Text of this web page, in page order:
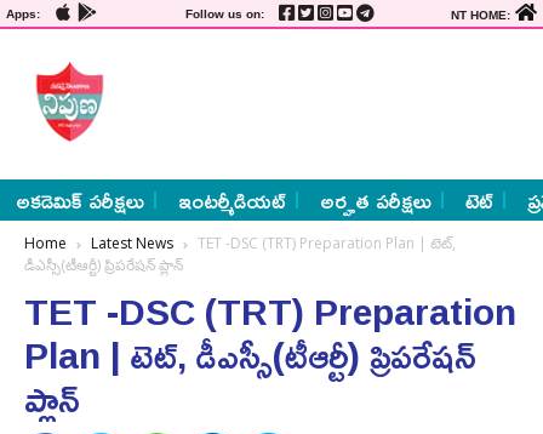
Apps: Follow us on: NT HOME:
అకడెమిక్ పరీక్షలు ఇంటర్మీడియట్ అర్హత పరీక్షలు టెట్
Home Latest News
TET -DSC (TRT) Preparation Plan | టెట్‌,
డీఎస్సీ(టీఆర్టీ) ప్రిపరేషన్‌ ప్లాన్‌
TET -DSC (TRT) Preparation
Plan | టెట్‌, డీఎస్సీ(టీఆర్టీ) ప్రిపరేషన్‌
ప్లాన్‌